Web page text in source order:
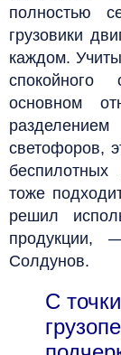
полностью
грузовики
каждом.
основном
светофоров,
тоже
решил
продукции,
Солдунов.
С